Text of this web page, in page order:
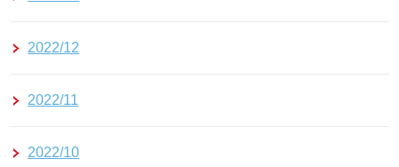
2022/12
2022/11
2022/10